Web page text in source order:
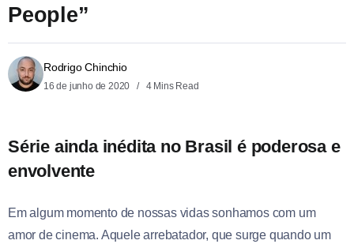
People”
Rodrigo Chinchio
16 de junho de 2020 4 Mins Read
Série ainda inédita no Brasil é poderosa e
envolvente
Em algum momento de nossas vidas sonhamos com um
amor de cinema. Aquele arrebatador, que surge quando um